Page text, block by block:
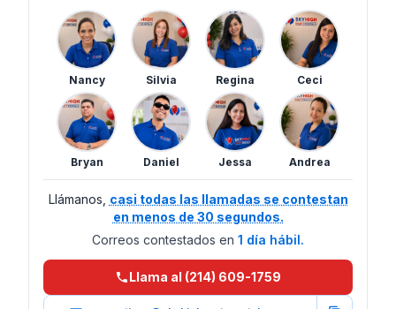
Nancy Silvia Regina Ceci
Bryan Daniel Jessa Andrea
Llámanos, casi todas las llamadas se contestan
en menos de 30 segundos.
Correos contestados en 1 día hábil.
Llama al (214) 609-1759